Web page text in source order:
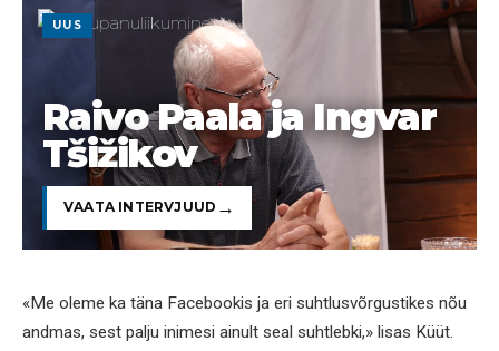
UUS
Raivo Paala ja Ingvar
Tšižikov
VAATA INTERVJUUD
«Me oleme ka täna Facebookis ja eri suhtlusvõrgustikes nõu
andmas, sest palju inimesi ainult seal suhtlebki,» lisas Küüt.